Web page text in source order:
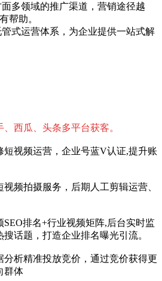
多领域的推广渠道，营销途径越
帮助。
式运营体系，为企业提供一站式解
西瓜、头条多平台获客。
短视频运营，企业号蓝V认证,提升账
视频拍摄服务，后期人工剪辑运营、
SEO排名+行业视频矩阵,后台实时监
话题，打造企业排名曝光引流。
分析精准投放竞价，通过竞价获得更
群体